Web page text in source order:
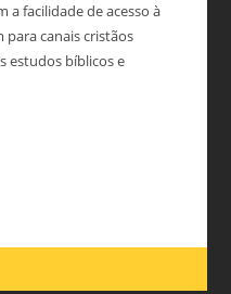
a facilidade de acesso à
canais cristãos
estudos bíblicos e